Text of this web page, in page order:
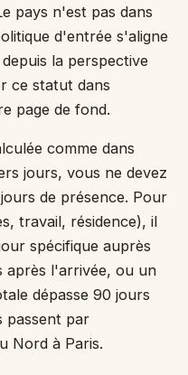
pays n'est pas dans
d'entrée s'aligne
la perspective
ce statut dans
page de fond.
comme dans
jours, vous ne devez
de présence. Pour
travail, résidence), il
spécifique auprès
après l'arrivée, ou un
dépasse 90 jours
passent par
Nord à Paris.